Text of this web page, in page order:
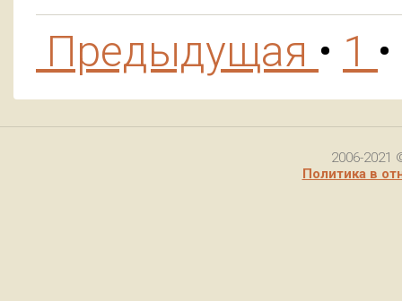
Предыдущая • 1 •
2006-2021
Политика в